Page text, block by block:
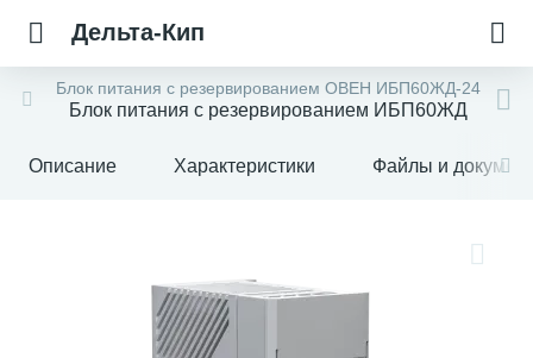
Дельта-Кип
Блок питания с резервированием ОВЕН ИБП60ЖД-24
Блок питания с резервированием ИБП60ЖД
Описание Характеристики Файлы и